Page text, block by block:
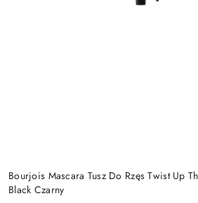
Bourjois Mascara Tusz Do Rzęs Twist Up
Black Czarny